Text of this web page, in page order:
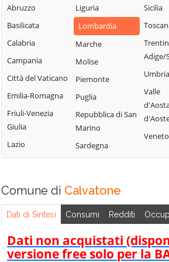
Uniti
Casale Cremasco-
Vidolasco
Casaletto
Sopra
Casaletto Vaprio
Casteldidone
Castelleone
Castelvisconti
Martignana di Po
Monte Cremasco
Offanengo
Olmeneta
Paderno
Palazzo Pignano
Pandino
Persico Dosimo
Pescarolo ed
Uniti
Sergnano
Sesto ed
Solarolo
Soncino
Sospiro
Spineda
Torlino
Tornata
Torre de'
Abruzzo
Basilicata
Calabria
Campania
Città del Vaticano
Emilia-Romagna
Friuli-Venezia
Giulia
Lazio
Liguria
Lombardia
Marche
Molise
Piemonte
Puglia
Repubblica di San
Marino
Sardegna
Sicilia
Adige/
Umbria
Valle
Veneto
Comune di Calvatone
Dati di Sintesi Consumi Redditi
Dati non acquistati
versione free solo per la